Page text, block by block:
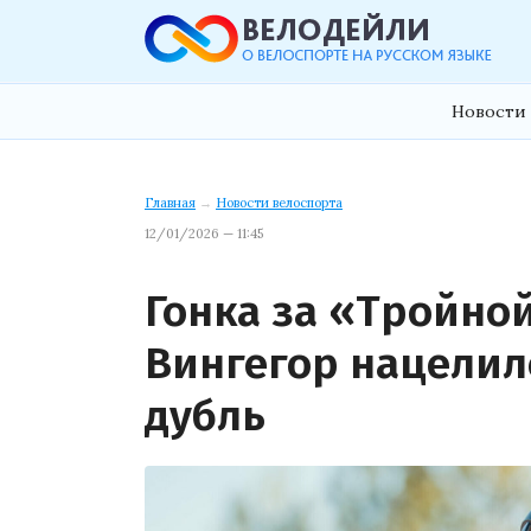
Новости
Главная → Новости велоспорта
12/01/2026 — 11:45
Гонка за
Вингегор
дубль